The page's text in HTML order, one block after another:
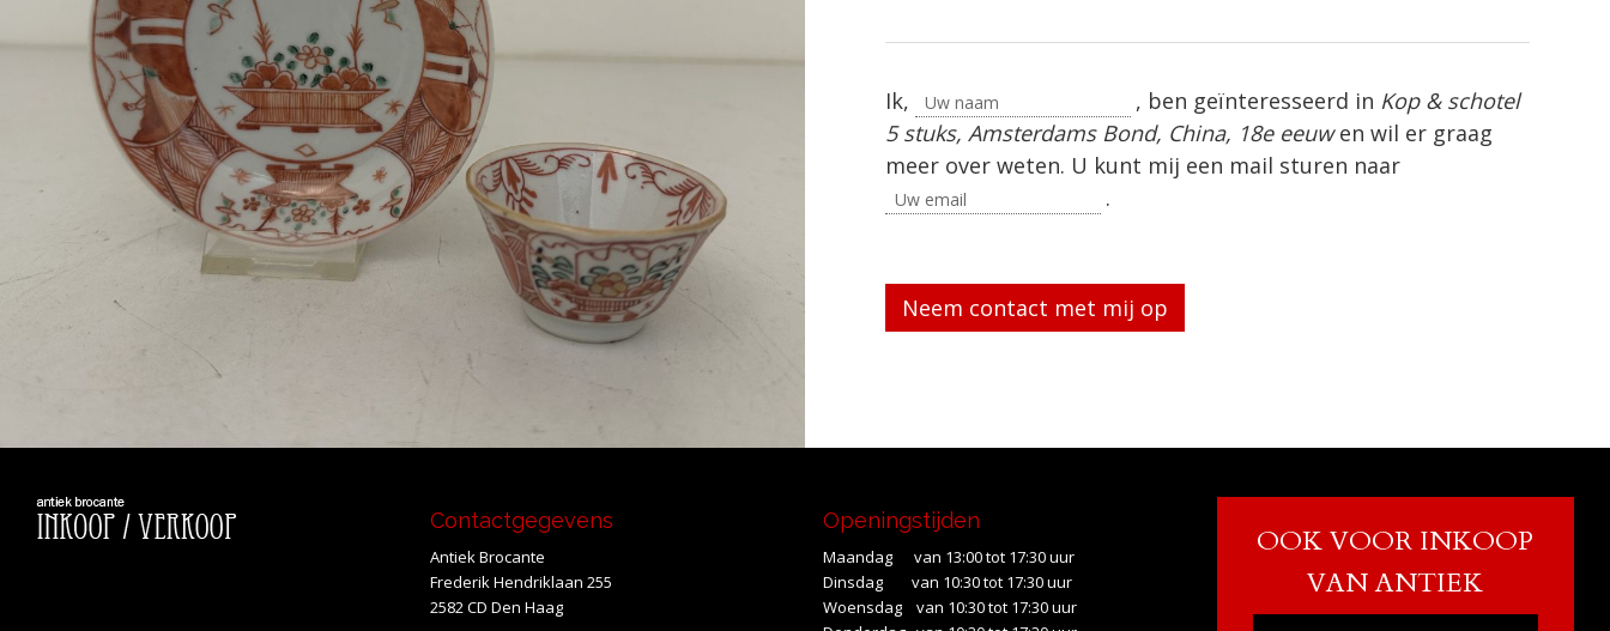
Ik, , ben geïnteresseerd in Kop & schotel
5 stuks, Amsterdams Bond, China, 18e eeuwen wil er graag
meer over weten. U kunt mij een mail sturen naar
.
Contactgegevens
Antiek Brocante
Frederik Hendriklaan 255
2582 CD Den Haag
Openingstijden
Maandag van 13:00 tot 17:30 uur
Dinsdag van 10:30 tot 17:30 uur
Woensdag van 10:30 tot 17:30 uur
OOK VOOR INKOOP
VAN ANTIEK